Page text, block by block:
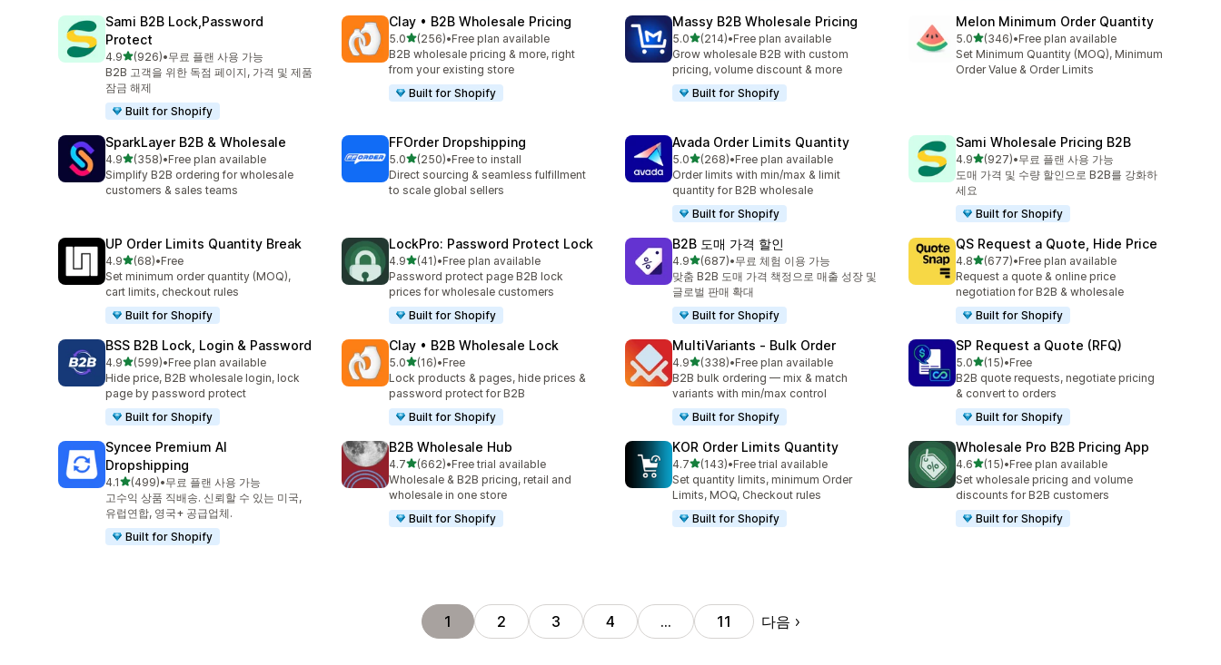
Sami B2B Lock,Password
Protect
4.9별 5개 중
(926)
총 리뷰 926개
•무료 플랜 사용 가능
B2B 고객을 위한 독점 페이지, 가격 및 제품
잠금 해제
Built for Shopify
Clay • B2B Wholesale Pricing
5.0별 5개 중
(256)
총 리뷰 256개
•Free plan available
B2B wholesale pricing & more, right
from your existing store
Built for Shopify
Massy B2B Wholesale Pricing
5.0별 5개 중
(214)
총 리뷰 214개
•Free plan available
Grow wholesale B2B with custom
pricing, volume discount & more
Built for Shopify
Melon Minimum Order Quantity
5.0별 5개 중
(346)
총 리뷰 346개
•Free plan available
Set Minimum Quantity (MOQ), Minimum
Order Value & Order Limits
SparkLayer B2B & Wholesale
4.9별 5개 중
(358)
총 리뷰 358개
•Free plan available
Simplify B2B ordering for wholesale
customers & sales teams
FFOrder Dropshipping
5.0별 5개 중
(250)
총 리뷰 250개
•Free to install
Direct sourcing & seamless fulfillment
to scale global sellers
Avada Order Limits Quantity
5.0별 5개 중
(268)
총 리뷰 268개
•Free plan available
Order limits with min/max & limit
quantity for B2B wholesale
Built for Shopify
Sami Wholesale Pricing B2B
4.9별 5개 중
(927)
총 리뷰 927개
•무료 플랜 사용 가능
도매 가격 및 수량 할인으로 B2B를 강화하
세요
Built for Shopify
UP Order Limits Quantity Break
4.9별 5개 중
(68)
총 리뷰 68개
•Free
Set minimum order quantity (MOQ),
cart limits, checkout rules
Built for Shopify
LockPro: Password Protect Lock
4.9별 5개 중
(41)
총 리뷰 41개
•Free plan available
Password protect page B2B lock
prices for wholesale customers
Built for Shopify
B2B 도매 가격 할인
4.9별 5개 중
(687)
총 리뷰 687개
•무료 체험 이용 가능
맞춤 B2B 도매 가격 책정으로 매출 성장 및
글로벌 판매 확대
Built for Shopify
QS Request a Quote, Hide Price
4.8별 5개 중
(677)
총 리뷰 677개
•Free plan available
Request a quote & online price
negotiation for B2B & wholesale
Built for Shopify
BSS B2B Lock, Login & Password
4.9별 5개 중
(599)
총 리뷰 599개
•Free plan available
Hide price, B2B wholesale login, lock
page by password protect
Built for Shopify
Clay • B2B Wholesale Lock
5.0별 5개 중
(16)
총 리뷰 16개
•Free
Lock products & pages, hide prices &
password protect for B2B
Built for Shopify
MultiVariants ‑ Bulk Order
4.9별 5개 중
(338)
총 리뷰 338개
•Free plan available
B2B bulk ordering — mix & match
variants with min/max control
Built for Shopify
SP Request a Quote (RFQ)
5.0별 5개 중
(15)
총 리뷰 15개
•Free
B2B quote requests, negotiate pricing
& convert to orders
Built for Shopify
Syncee Premium AI
Dropshipping
4.1별 5개 중
(499)
총 리뷰 499개
•무료 플랜 사용 가능
고수익 상품 직배송. 신뢰할 수 있는 미국,
유럽연합, 영국+ 공급업체.
Built for Shopify
B2B Wholesale Hub
4.7별 5개 중
(662)
총 리뷰 662개
•Free trial available
Wholesale & B2B pricing, retail and
wholesale in one store
Built for Shopify
KOR Order Limits Quantity
4.7별 5개 중
(143)
총 리뷰 143개
•Free trial available
Set quantity limits, minimum Order
Limits, MOQ, Checkout rules
Built for Shopify
Wholesale Pro B2B Pricing App
4.6별 5개 중
(15)
총 리뷰 15개
•Free plan available
Set wholesale pricing and volume
discounts for B2B customers
Built for Shopify
1 2 3 4 … 11 다음